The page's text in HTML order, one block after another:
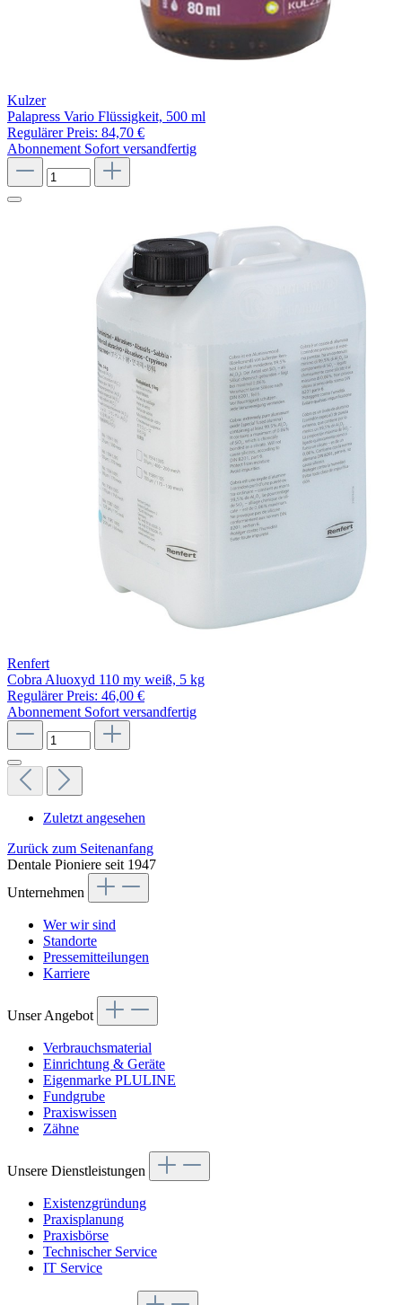
Kulzer
Palapress Vario Flüssigkeit, 500 ml
Regulärer Preis: 84,70 €
Abonnement Sofort versandfertig
Renfert
Cobra Aluoxyd 110 my weiß, 5 kg
Regulärer Preis: 46,00 €
Abonnement Sofort versandfertig
Zuletzt angesehen
Zurück zum Seitenanfang
Dentale Pioniere seit 1947
Unternehmen
Wer wir sind
Standorte
Pressemitteilungen
Karriere
Unser Angebot
Verbrauchsmaterial
Einrichtung & Geräte
Eigenmarke PLULINE
Fundgrube
Praxiswissen
Zähne
Unsere Dienstleistungen
Existenzgründung
Praxisplanung
Praxisbörse
Technischer Service
IT Service